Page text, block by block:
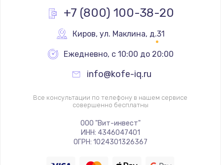
+7 (800) 100-38-20
Киров, ул. Маклина, д.31
Ежедневно, с 10:00 до 20:00
info@kofe-iq.ru
Все консультации по телефону в нашем сервисе
совершенно бесплатны
ООО "Вит-инвест"
ИНН: 4346047401
ОГРН: 1024301326367